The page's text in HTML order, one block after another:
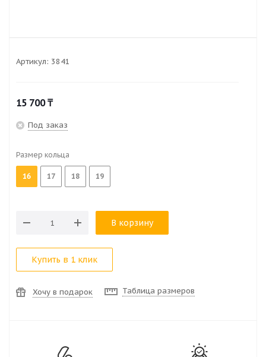
Артикул: 3841
15 700₸
Под заказ
Размер кольца
16 17 18 19
В корзину
Купить в 1 клик
Хочу в подарок Таблица размеров